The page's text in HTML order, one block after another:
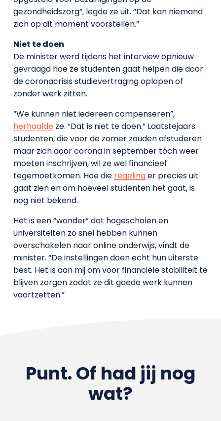
gezondheidszorg”, legde ze uit. “Dat kan niemand
zich op dit moment voorstellen.”
Niet te doen
De minister werd tijdens het interview opnieuw
gevraagd hoe ze studenten gaat helpen die door
de coronacrisis studievertraging oplopen of
zonder werk zitten.
“We kunnen niet iedereen compenseren”,
herhaaldeze. “Dat is niet te doen.” Laatstejaars
studenten, die voor de zomer zouden afstuderen
maar zich door corona in september tóch weer
moeten inschrijven, wil ze wel financieel
tegemoetkomen. Hoe die regelinger precies uit
gaat zien en om hoeveel studenten het gaat, is
nog niet bekend.
Het is een “wonder” dat hogescholen en
universiteiten zo snel hebben kunnen
overschakelen naar online onderwijs, vindt de
minister. “De instellingen doen echt hun uiterste
best. Het is aan mij om voor financiële stabiliteit te
blijven zorgen zodat ze dit goede werk kunnen
voortzetten.”
Punt. Of had jij nog
wat?